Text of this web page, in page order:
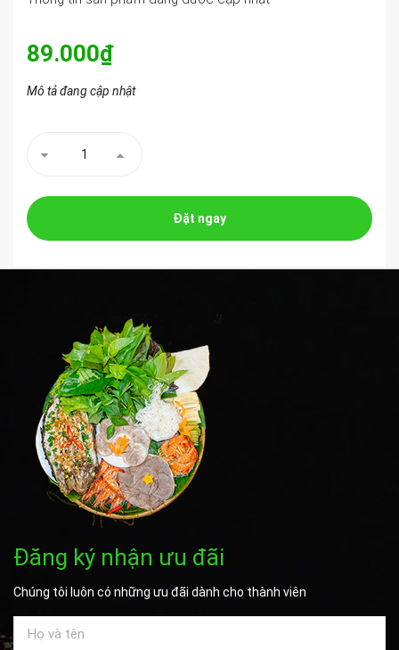
89.000₫
Mô tả đang cập nhật
Đặt ngay
Đăng ký nhận ưu đãi
Chúng tôi luôn có những ưu đãi dành cho thành viên